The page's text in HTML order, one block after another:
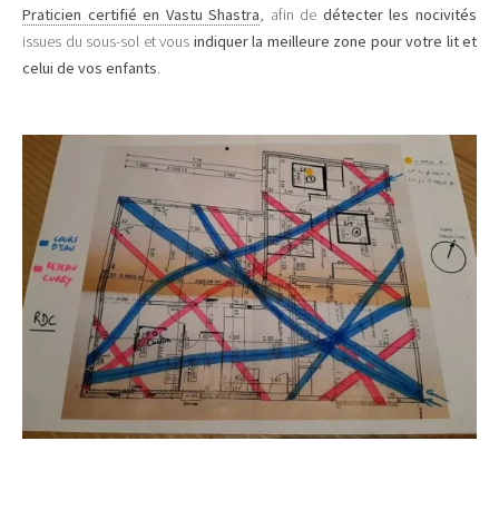
Praticien certifié en Vastu Shastra, afin de détecter les nocivités
issues du sous-sol et vous indiquer la meilleure zone pour votre lit et
celui de vos enfants.